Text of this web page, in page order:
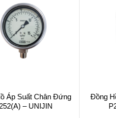
Áp Suất Chân Đứng
– UNIJIN
Đồng